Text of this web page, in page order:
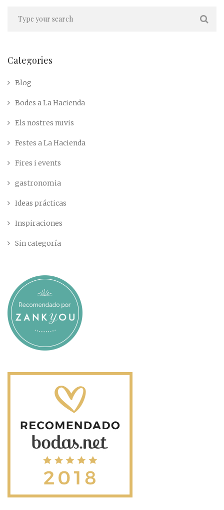
Categories
Blog
Bodes a La Hacienda
Els nostres nuvis
Festes a La Hacienda
Fires i events
gastronomia
Ideas prácticas
Inspiraciones
Sin categoría